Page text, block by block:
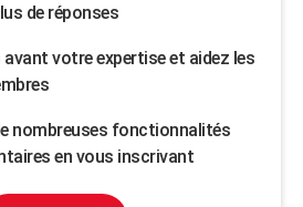
de réponses
votre expertise et aidez les
nombreuses fonctionnalités
en vous inscrivant